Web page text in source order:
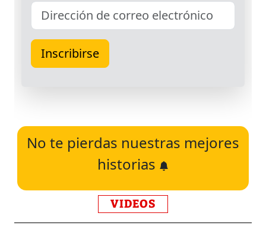
No te pierdas nuestras mejores
historias
VIDEOS